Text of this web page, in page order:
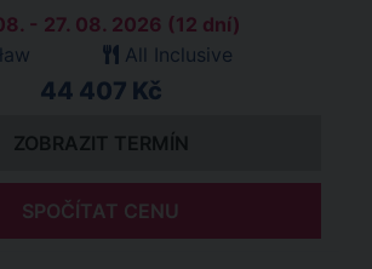
- 27. 08. 2026 (12 dní)
All Inclusive
44 407 Kč
ZOBRAZIT TERMÍN
SPOČÍTAT CENU